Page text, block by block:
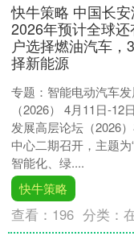
快牛策略 中国长安
2026年预计全球
户选择燃油汽车，
择新能源
专题：智能电动汽车
（2026） 4月11日-12
发展高层论坛（2026
中心二期召开，主题
智能化、绿....
快牛策略
查看： 196 分类：